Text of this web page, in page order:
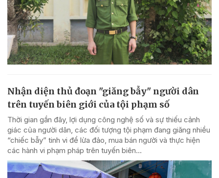
Nhận diện thủ đoạn "giăng bẫy" người dân
trên tuyến biên giới của tội phạm số
Thời gian gần đây, lợi dụng công nghệ số và sự thiếu cảnh
giác của người dân, các đối tượng tội phạm đang giăng nhiều
“chiếc bẫy” tinh vi để lừa đảo, mua bán người và thực hiện
các hành vi phạm pháp trên tuyến biên...